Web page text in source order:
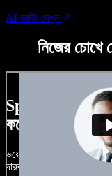
AI ডাবিং দেখুন
নিজের
Speechify
কয়েকটা উদাহরণ
ভয়েসওভার, রয়্যালটি-ফ্রি
দারুণ মনে রাখার মতো অডিও-